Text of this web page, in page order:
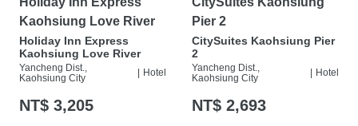
Kaohsiung Love River
Holiday Inn Express
Kaohsiung Love River
Yancheng Dist.,
Kaohsiung City
Hotel
NT$ 3,205
Pier 2
CitySuites Kaohsiung Pier
2
Yancheng Dist.,
Kaohsiung City
Hotel
NT$ 2,693